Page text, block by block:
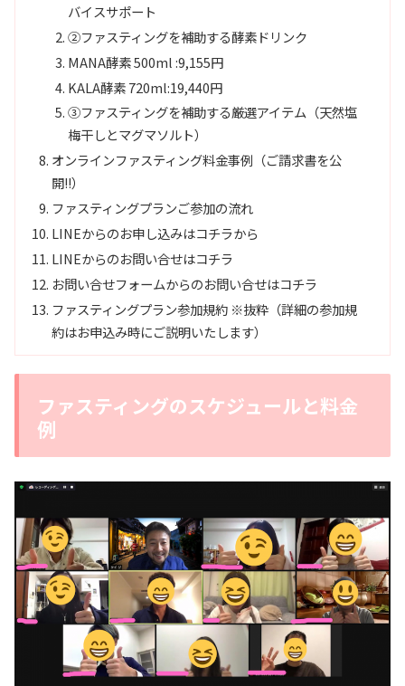
バイスサポート
②ファスティングを補助する酵素ドリンク
MANA酵素 500ml :9,155円
KALA酵素 720ml:19,440円
③ファスティングを補助する厳選アイテム（天然塩
梅干しとマグマソルト）
オンラインファスティング料金事例（ご請求書を公
開!!）
ファスティングプランご参加の流れ
LINEからのお申し込みはコチラから
LINEからのお問い合せはコチラ
お問い合せフォームからのお問い合せはコチラ
ファスティングプラン参加規約 ※抜粋（詳細の参加規
約はお申込み時にご説明いたします）
ファスティングのスケジュールと料金
例